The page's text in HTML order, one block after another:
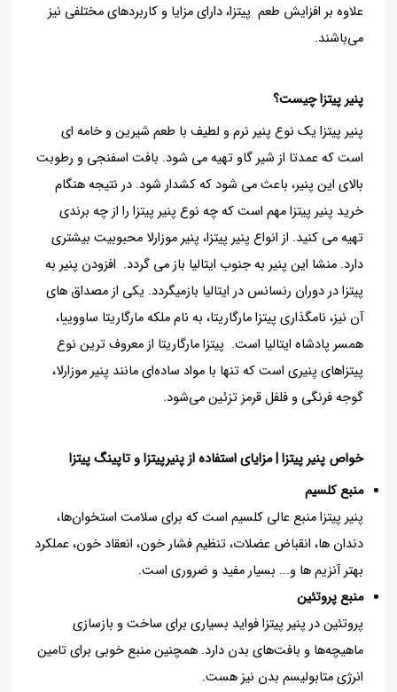
علاوه بر افزایش طعم پیتزا، دارای مزایا و کاربردهای مختلفی نیز
می‌باشند.
پنیر پیتزا چیست؟
پنیر پیتزا یک نوع پنیر نرم و لطیف با طعم شیرین و خامه ای
است که عمدتا از شیر گاو تهیه می شود. بافت اسفنجی و رطوبت
بالای این پنیر، باعث می شود که کشدار شود. در نتیجه هنگام
خرید پنیر پیتزا مهم است که چه نوع پنیر پیتزا را از چه برندی
تهیه می کنید. از انواع پنیر پیتزا، پنیر موزارلا محبوبیت بیشتری
دارد. منشا این پنیر به جنوب ایتالیا باز می گردد. افزودن پنیر به
پیتزا در دوران رنسانس در ایتالیا بازمیگردد. یکی از مصداق های
آن نیز، نامگذاری پیتزا مارگاریتا، به نام ملکه مارگاریتا ساووییا،
همسر پادشاه ایتالیا است. پیتزا مارگاریتا از معروف ‌ترین نوع
پیتزاهای پنیری است که تنها با مواد ساده‌ای مانند پنیر موزارلا،
گوجه ‌فرنگی و فلفل قرمز تزئین می‌شود.
خواص پنیرپیتزا | مزایای استفاده از پنیرپیتزا و تاپینگ پیتزا
منبع کلسیم
پنیر پیتزا منبع عالی کلسیم است که برای سلامت استخوان‌ها،
دندان ها، انقباض عضلات، تنظیم فشار خون، انعقاد خون، عملکرد
بهتر آنزیم ها و... بسیار مفید و ضروری است.
منبع پروتئین
پروتئین در پنیر پیتزا فواید بسیاری برای ساخت و بازسازی
ماهیچه‌ها و بافت‌های بدن دارد. همچنین منبع خوبی برای تامین
انرژی متابولیسم بدن نیز هست.